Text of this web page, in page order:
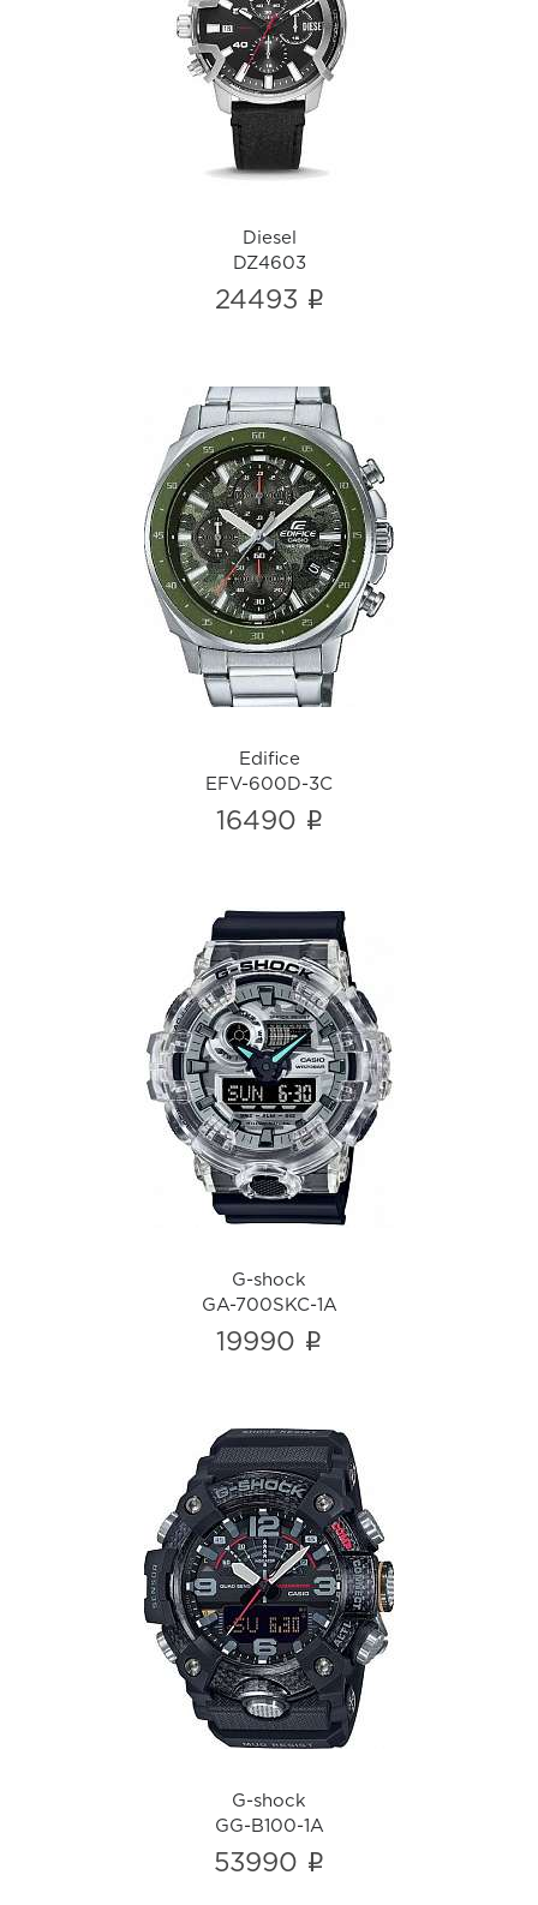
Diesel
DZ4603
i
Diesel
DZ4603
24493 i
Edifice
EFV-600D-3C
i
Edifice
EFV-600D-3C
16490 i
G-shock
GA-700SKC-1A
i
G-shock
GA-700SKC-1A
19990 i
G-shock
GG-B100-1A
i
G-shock
GG-B100-1A
53990 i